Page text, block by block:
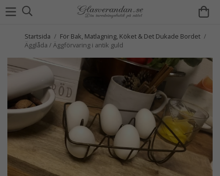
Startsida / För Bak, Matlagning, Köket & Det Dukade Bordet /
Ägglåda / Äggförvaring i antik guld